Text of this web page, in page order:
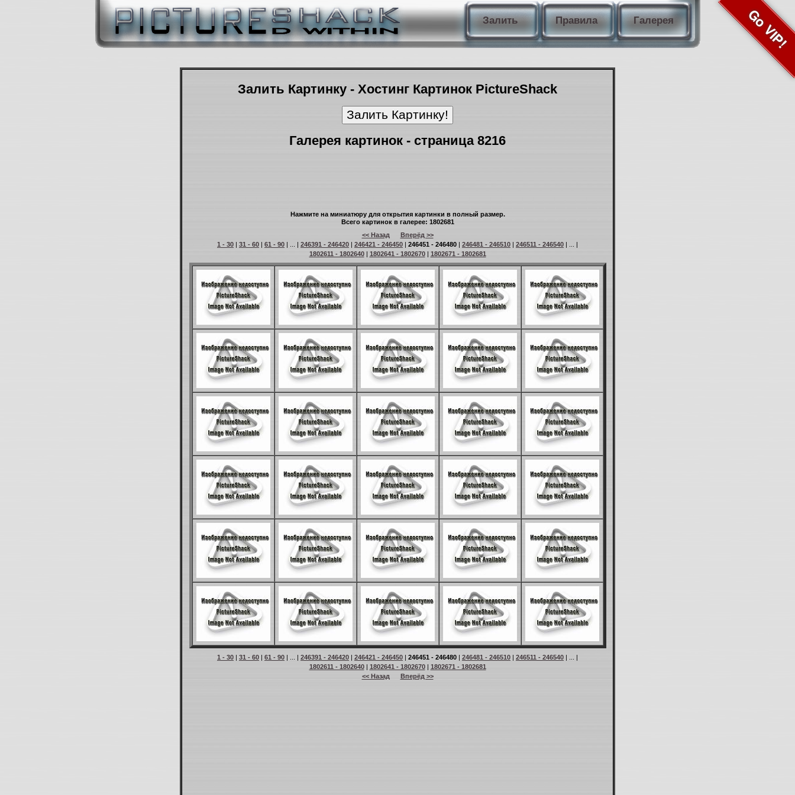
Залить Правила Галерея Go VIP!
Залить Картинку - Хостинг Картинок PictureShack
Галерея картинок - страница 8216
Нажмите на миниатюру для открытия картинки в полный размер.
Всего картинок в галерее: 1802681
<< Назад
Вперёд >>
1 - 30 | 31 - 60 | 61 - 90 | ... | 246391 - 246420 | 246421 - 246450 | 246451 - 246480 | 246481 - 246510 | 246511 - 246540 | ... |
1802611 - 1802640| 1802641 - 1802670| 1802671 - 1802681
1 - 30 | 31 - 60 | 61 - 90 | ... | 246391 - 246420 | 246421 - 246450 | 246451 - 246480 | 246481 - 246510 | 246511 - 246540 | ... |
1802611 - 1802640| 1802641 - 1802670| 1802671 - 1802681
<< Назад
Вперёд >>